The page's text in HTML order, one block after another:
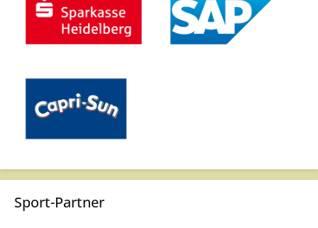
Sport-Partner